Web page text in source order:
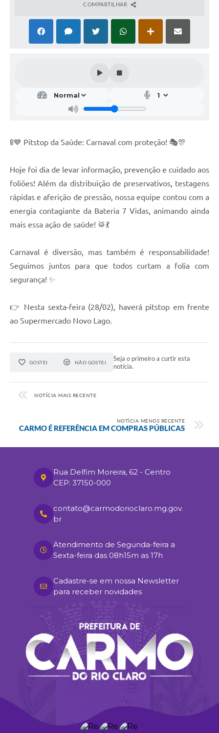
COMPARTILHAR
🚦💙 Pitstop da Saúde: Carnaval com proteção! 🎭🎊
Hoje foi dia de levar informação, prevenção e cuidado aos
foliões! Além da distribuição de preservativos, testagens
rápidas e aferição de pressão, nossa equipe contou com a
energia contagiante da Bateria 7 Vidas, animando ainda
mais essa ação de saúde! 🥁💃
Carnaval é diversão, mas também é responsabilidade!
Seguimos juntos para que todos curtam a folia com
segurança! ✨
👉 Nesta sexta-feira (28/02), haverá pitstop em frente
ao Supermercado Novo Lago.
GOSTEI NÃO GOSTEI
Seja o primeiro a curtir esta
notícia.
NOTÍCIA MAIS RECENTE
NOTÍCIA MENOS RECENTE
CARMO É REFERÊNCIA EM COMPRAS PÚBLICAS
Rua Delfim Moreira, 62 - Centro
CEP: 37150-000
contato@carmodorioclaro.mg.gov.
br
Atendimento de Segunda-feira a
Sexta-feira das 08h15m as 17h
Cadastre-se em nossa Newsletter
para receber novidades